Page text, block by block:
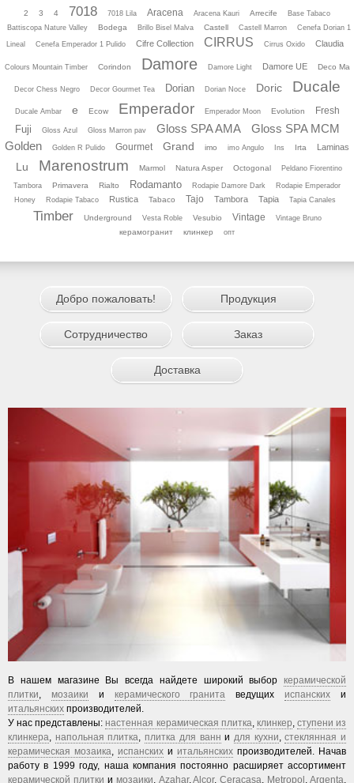
2 3 4 7018 7018 Lila Aracena Aracena Kauri Arrecife
Base Tabaco
Battiscopa Nature Valley
Bodega Brillo Bisel Malva Castell Castell Marron Cenefa Dorian 1
Lineal Cenefa Emperador 1 Pulido Cifre Collection CIRRUS Cirrus Oхido Claudia
Colours Mountain Timber Corindon Damore Damore Light Damore UE Deco Ma
Decor Chess Negro Decor Gourmet Tea Dorian Dorian Noce Doric Ducale
Ducale Ambar e Ecow Emperador Emperador Moon Evolution Fresh
Fuji Gloss Azul Gloss Marron pav Gloss SPA AMA
Gloss SPA MCM
Golden
Golden R Pulido Gourmet Grand imo imo Angulo Ins Irta Laminas
Lu Marenostrum Marmol Natura Asper Octogonal Peldano Fiorentino
Tambora Primavera Rialto Rodamanto Rodapie Damore Dark
Rodapie Emperador
Honey
Rodapie Tabaco Rustica Tabaco Tajo Tambora Tapia Tapia Canales
Timber Underground Vesta Roble Vesubio Vintage Vintage Bruno
керамогранит клинкер опт
Добро пожаловать! Продукция
Сотрудничество Заказ
Доставка
В нашем магазине Вы всегда найдете широкий выбор керамической
плитки, мозаики и керамического гранита ведущих испанских и
итальянских производителей.
У нас представлены: настенная керамическая плитка, клинкер, ступени из
клинкера, напольная плитка, плитка для ванн и для кухни,стеклянная и
керамическая мозаика, испанских и итальянских производителей. Начав
работу в 1999 году, наша компания постоянно расширяет ассортимент
керамической плитки и мозаики, Azahar,Alcor,Ceracasa, Metropol , Argenta,